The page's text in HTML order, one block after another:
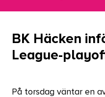
BK Häcken
League-
På torsdag väntar en